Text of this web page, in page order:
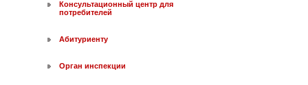
Консультационный центр для
потребителей
Абитуриенту
Орган инспекции